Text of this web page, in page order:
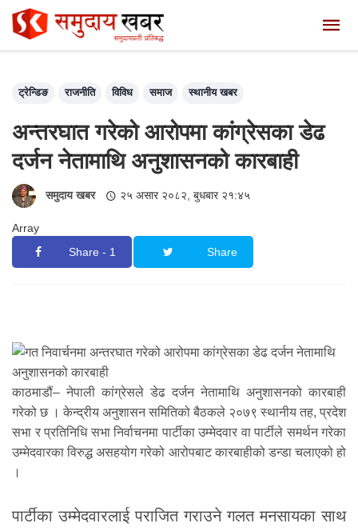
ट्रेन्डिङ राजनीति विविध समाज स्थानीय खबर
अन्तरघात गरेको आरोपमा कांग्रेसका डेढ
दर्जन नेतामाथि अनुशासनको कारबाही
समुदाय खबर २५ असार २०८२, बुधबार २१:४५
Array
Share - 1
Share
काठमाडौं– नेपाली कांग्रेसले डेढ दर्जन नेतामाथि अनुशासनको कारबाही
गरेको छ । केन्द्रीय अनुशासन समितिको बैठकले २०७९ स्थानीय तह, प्रदेश
सभा र प्रतिनिधि सभा निर्वाचनमा पार्टीका उम्मेदवार वा पार्टीले समर्थन गरेका
उम्मेदवारका विरुद्ध असहयोग गरेको आरोपबाट कारबाहीको डन्डा चलाएको हो
।
पार्टीका उम्मेदवारलाई पराजित गराउने गलत मनसायका साथ